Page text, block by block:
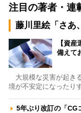
注目の著者・連
藤川里絵「さあ
【資
備えて
大規模な災害が起き
境が不安定になったり
5年ぶり改訂の「CG